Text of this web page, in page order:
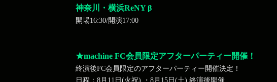
神奈川・横浜ReNY β
開場16:30/開演17:00
★machine FC会員限定アフターパーティー開催！
終演後FC会員限定のアフターパーティー開催決定！
日程：8月11日(火祝) ・8月15日(土) 終演後開催